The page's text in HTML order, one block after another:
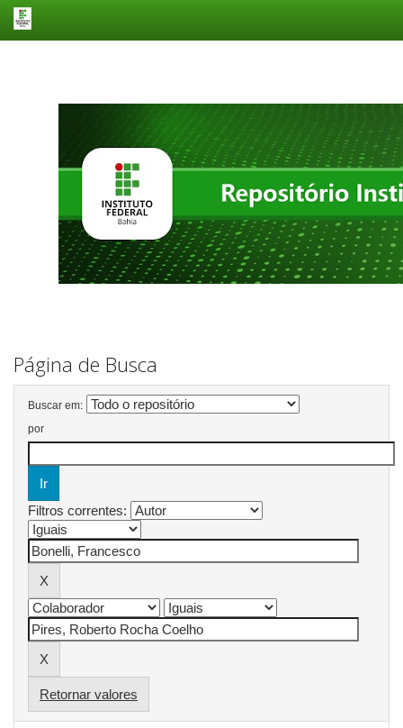
Página de Busca
Buscar em:
por
Filtros correntes:
Retornar valores